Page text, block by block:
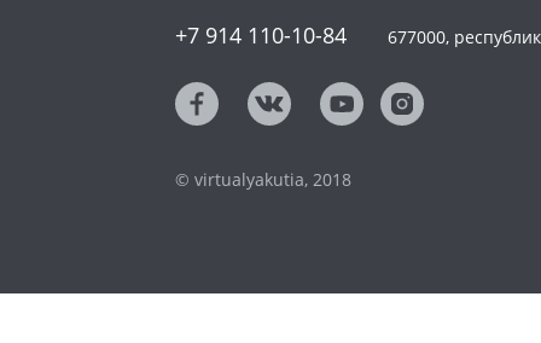
+7 914 110-10-84 677000,
© virtualyakutia, 2018